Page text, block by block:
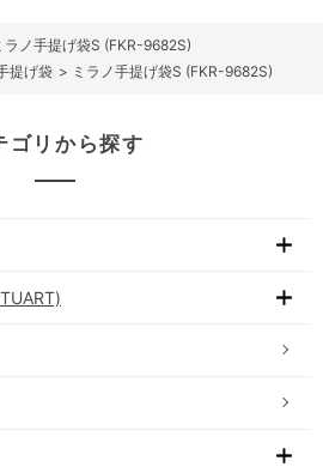
ラノ手提げ袋S (FKR-9682S)
提げ袋 > ミラノ手提げ袋S (FKR-9682S)
ゴリから探す